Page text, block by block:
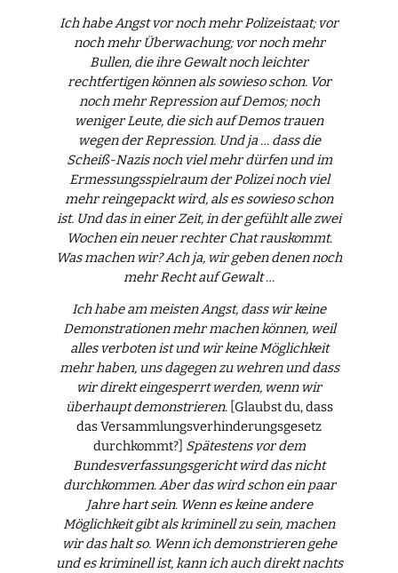
Ich habe Angst vor noch mehr Polizeistaat; vor
noch mehr Überwachung; vor noch mehr
Bullen, die ihre Gewalt noch leichter
rechtfertigen können als sowieso schon. Vor
noch mehr Repression auf Demos; noch
weniger Leute, die sich auf Demos trauen
wegen der Repression. Und ja … dass die
Scheiß-Nazis noch viel mehr dürfen und im
Ermessungsspielraum der Polizei noch viel
mehr reingepackt wird, als es sowieso schon
ist. Und das in einer Zeit, in der gefühlt alle zwei
Wochen ein neuer rechter Chat rauskommt.
Was machen wir? Ach ja, wir geben denen noch
mehr Recht auf Gewalt …
Ich habe am meisten Angst, dass wir keine
Demonstrationen mehr machen können, weil
alles verboten ist und wir keine Möglichkeit
mehr haben, uns dagegen zu wehren und dass
wir direkt eingesperrt werden, wenn wir
überhaupt demonstrieren. [Glaubst du, dass
das Versammlungsverhinderungsgesetz
durchkommt?] Spätestens vor dem
Bundesverfassungsgericht wird das nicht
durchkommen. Aber das wird schon ein paar
Jahre hart sein. Wenn es keine andere
Möglichkeit gibt als kriminell zu sein, machen
wir das halt so. Wenn ich demonstrieren gehe
und es kriminell ist, kann ich auch direkt nachts